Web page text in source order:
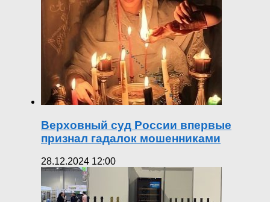
Верховный суд России впервые
признал гадалок мошенниками
28.12.2024 12:00